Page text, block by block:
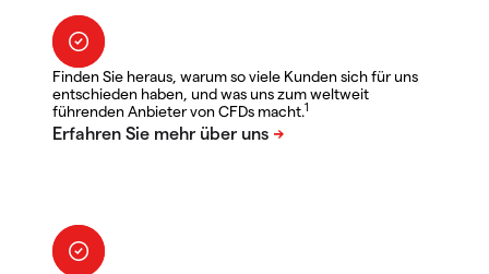
Finden Sie heraus, warum so viele Kunden sich für uns
entschieden haben, und was uns zum weltweit
führenden Anbieter von CFDs macht.1